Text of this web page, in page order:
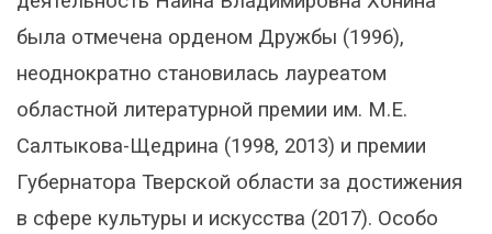
была отмечена орденом Дружбы (1996),
неоднократно становилась лауреатом
областной литературной премии им. М.Е.
Салтыкова-Щедрина (1998, 2013) и премии
Губернатора Тверской области за достижения
в сфере культуры и искусства (2017). Особо